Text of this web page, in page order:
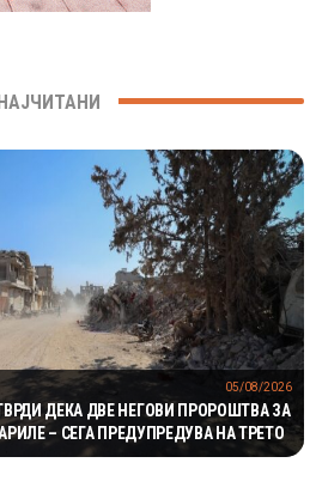
ДЕКА ДВЕ НЕГОВИ ПРОРОШТВА ЗА
– СЕГА ПРЕДУПРЕДУВА НА ТРЕТО
05/08/2026